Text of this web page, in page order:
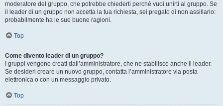
moderatore del gruppo, che potrebbe chiederti perché vuoi unirti al gruppo. Se
il leader di un gruppo non accetta la tua richiesta, sei pregato di non assillarlo:
probabilmente ha le sue buone ragioni.
Top
Come divento leader di un gruppo?
I gruppi vengono creati dall’amministratore, che ne stabilisce anche il leader.
Se desideri creare un nuovo gruppo, contatta l’amministratore via posta
elettronica o con un messaggio privato.
Top